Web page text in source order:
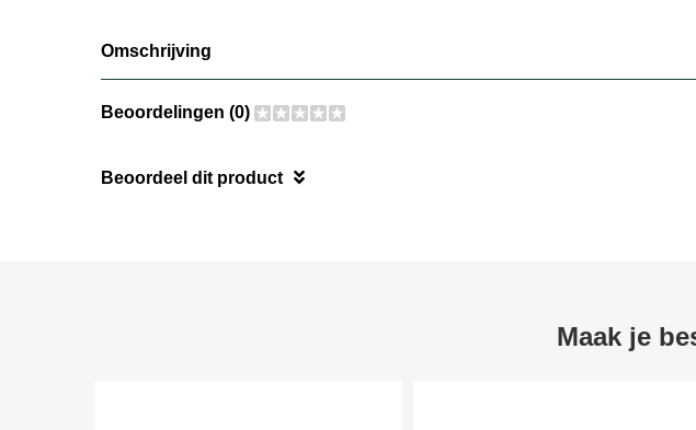
Omschrijving
Beoordelingen (0)
Beoordeel dit product
Maak je